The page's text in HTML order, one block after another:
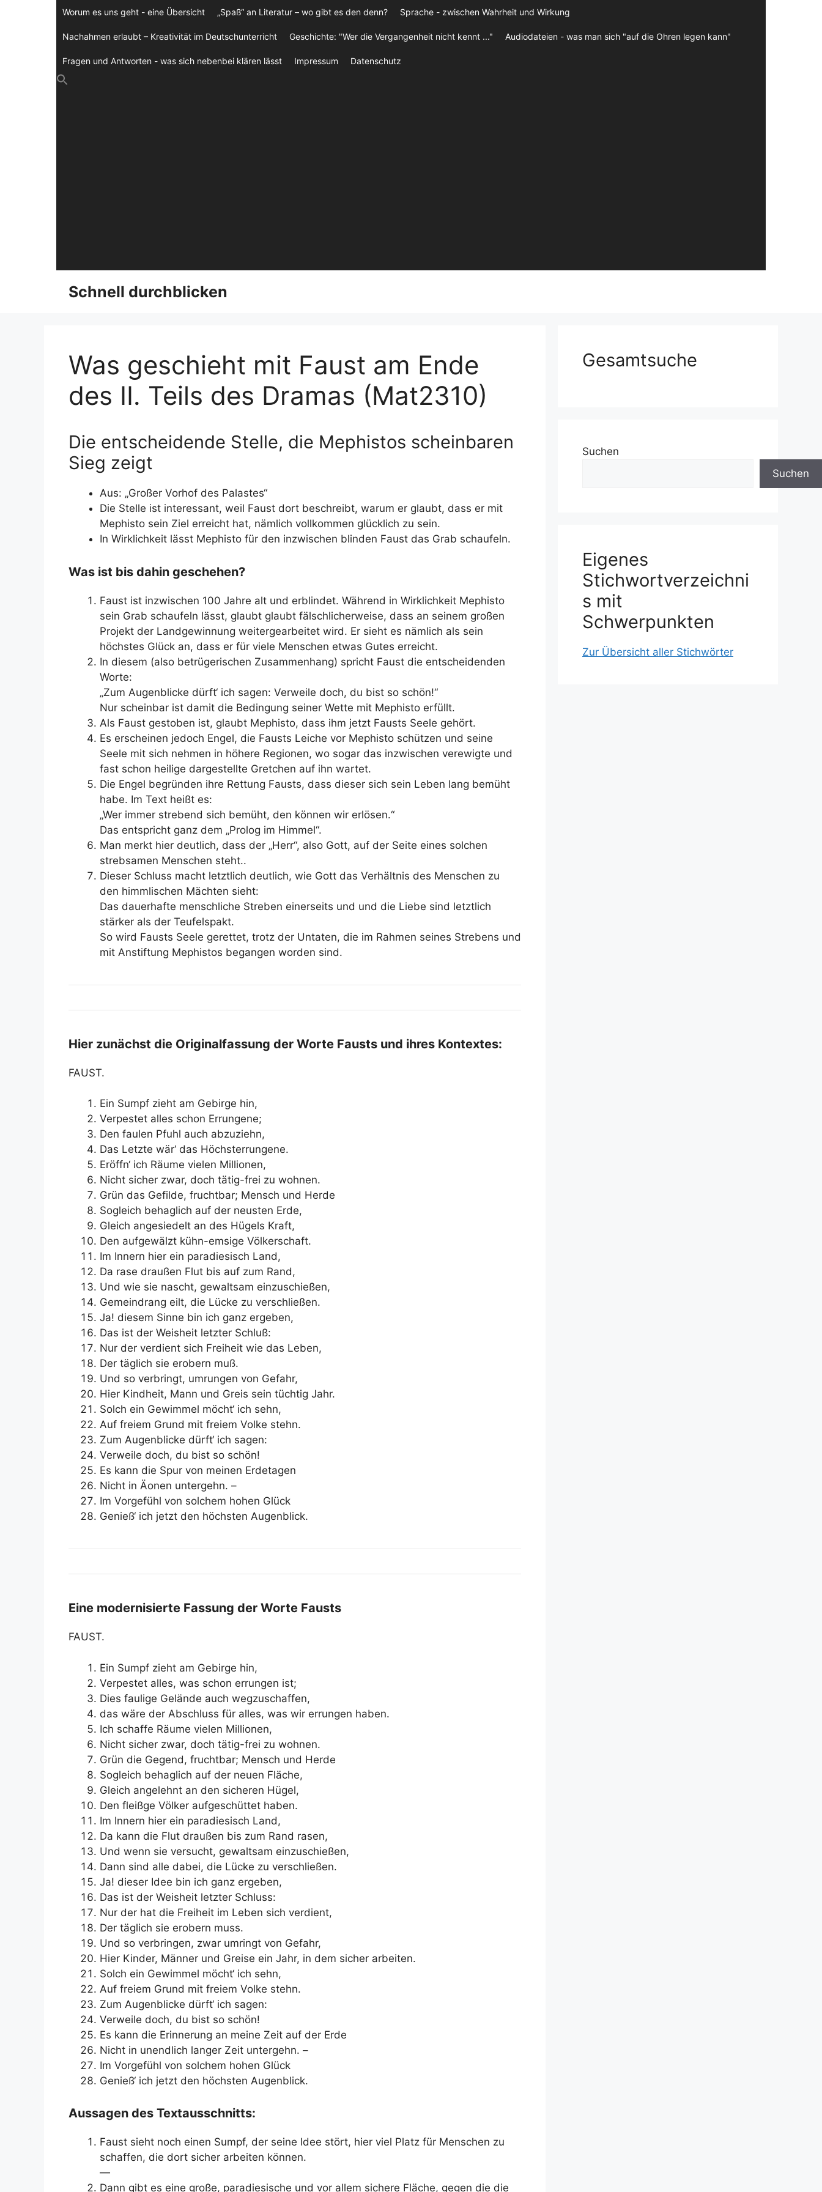
Worum es uns geht - eine Übersicht „Spaß“ an Literatur – wo gibt es den denn? Sprache - zwischen Wahrheit und Wirkung
Nachahmen erlaubt – Kreativität im Deutschunterricht Geschichte: "Wer die Vergangenheit nicht kennt ..." Audiodateien - was man sich "auf die Ohren legen kann"
Fragen und Antworten - was sich nebenbei klären lässt Impressum Datenschutz
Schnell durchblicken
Was geschieht mit Faust am Ende
des II. Teils des Dramas (Mat2310)
Die entscheidende Stelle, die Mephistos scheinbaren
Sieg zeigt
Aus: „Großer Vorhof des Palastes“
Die Stelle ist interessant, weil Faust dort beschreibt, warum er glaubt, dass er mit
Mephisto sein Ziel erreicht hat, nämlich vollkommen glücklich zu sein.
In Wirklichkeit lässt Mephisto für den inzwischen blinden Faust das Grab schaufeln.
Was ist bis dahin geschehen?
Faust ist inzwischen 100 Jahre alt und erblindet. Während in Wirklichkeit Mephisto
sein Grab schaufeln lässt, glaubt glaubt fälschlicherweise, dass an seinem großen
Projekt der Landgewinnung weitergearbeitet wird. Er sieht es nämlich als sein
höchstes Glück an, dass er für viele Menschen etwas Gutes erreicht.
In diesem (also betrügerischen Zusammenhang) spricht Faust die entscheidenden
Worte:
„Zum Augenblicke dürft‘ ich sagen: Verweile doch, du bist so schön!“
Nur scheinbar ist damit die Bedingung seiner Wette mit Mephisto erfüllt.
Als Faust gestoben ist, glaubt Mephisto, dass ihm jetzt Fausts Seele gehört.
Es erscheinen jedoch Engel, die Fausts Leiche vor Mephisto schützen und seine
Seele mit sich nehmen in höhere Regionen, wo sogar das inzwischen verewigte und
fast schon heilige dargestellte Gretchen auf ihn wartet.
Die Engel begründen ihre Rettung Fausts, dass dieser sich sein Leben lang bemüht
habe. Im Text heißt es:
„Wer immer strebend sich bemüht, den können wir erlösen.“
Das entspricht ganz dem „Prolog im Himmel“.
Man merkt hier deutlich, dass der „Herr“, also Gott, auf der Seite eines solchen
strebsamen Menschen steht..
Dieser Schluss macht letztlich deutlich, wie Gott das Verhältnis des Menschen zu
den himmlischen Mächten sieht:
Das dauerhafte menschliche Streben einerseits und und die Liebe sind letztlich
stärker als der Teufelspakt.
So wird Fausts Seele gerettet, trotz der Untaten, die im Rahmen seines Strebens und
mit Anstiftung Mephistos begangen worden sind.
Hier zunächst die Originalfassung der Worte Fausts und ihres Kontextes:
FAUST.
Ein Sumpf zieht am Gebirge hin,
Verpestet alles schon Errungene;
Den faulen Pfuhl auch abzuziehn,
Das Letzte wär‘ das Höchsterrungene.
Eröffn‘ ich Räume vielen Millionen,
Nicht sicher zwar, doch tätig-frei zu wohnen.
Grün das Gefilde, fruchtbar; Mensch und Herde
Sogleich behaglich auf der neusten Erde,
Gleich angesiedelt an des Hügels Kraft,
Den aufgewälzt kühn-emsige Völkerschaft.
Im Innern hier ein paradiesisch Land,
Da rase draußen Flut bis auf zum Rand,
Und wie sie nascht, gewaltsam einzuschießen,
Gemeindrang eilt, die Lücke zu verschließen.
Ja! diesem Sinne bin ich ganz ergeben,
Das ist der Weisheit letzter Schluß:
Nur der verdient sich Freiheit wie das Leben,
Der täglich sie erobern muß.
Und so verbringt, umrungen von Gefahr,
Hier Kindheit, Mann und Greis sein tüchtig Jahr.
Solch ein Gewimmel möcht‘ ich sehn,
Auf freiem Grund mit freiem Volke stehn.
Zum Augenblicke dürft‘ ich sagen:
Verweile doch, du bist so schön!
Es kann die Spur von meinen Erdetagen
Nicht in Äonen untergehn. –
Im Vorgefühl von solchem hohen Glück
Genieß‘ ich jetzt den höchsten Augenblick.
Eine modernisierte Fassung der Worte Fausts
FAUST.
Ein Sumpf zieht am Gebirge hin,
Verpestet alles, was schon errungen ist;
Dies faulige Gelände auch wegzuschaffen,
das wäre der Abschluss für alles, was wir errungen haben.
Ich schaffe Räume vielen Millionen,
Nicht sicher zwar, doch tätig-frei zu wohnen.
Grün die Gegend, fruchtbar; Mensch und Herde
Sogleich behaglich auf der neuen Fläche,
Gleich angelehnt an den sicheren Hügel,
Den fleißge Völker aufgeschüttet haben.
Im Innern hier ein paradiesisch Land,
Da kann die Flut draußen bis zum Rand rasen,
Und wenn sie versucht, gewaltsam einzuschießen,
Dann sind alle dabei, die Lücke zu verschließen.
Ja! dieser Idee bin ich ganz ergeben,
Das ist der Weisheit letzter Schluss:
Nur der hat die Freiheit im Leben sich verdient,
Der täglich sie erobern muss.
Und so verbringen, zwar umringt von Gefahr,
Hier Kinder, Männer und Greise ein Jahr, in dem sicher arbeiten.
Solch ein Gewimmel möcht‘ ich sehn,
Auf freiem Grund mit freiem Volke stehn.
Zum Augenblicke dürft‘ ich sagen:
Verweile doch, du bist so schön!
Es kann die Erinnerung an meine Zeit auf der Erde
Nicht in unendlich langer Zeit untergehn. –
Im Vorgefühl von solchem hohen Glück
Genieß‘ ich jetzt den höchsten Augenblick.
Aussagen des Textausschnitts:
Faust sieht noch einen Sumpf, der seine Idee stört, hier viel Platz für Menschen zu
schaffen, die dort sicher arbeiten können.
—
Dann gibt es eine große, paradiesische und vor allem sichere Fläche, gegen die die
Gesamtsuche
Suchen
Suchen
Eigenes
Stichwortverzeichni
s mit
Schwerpunkten
Zur Übersicht aller Stichwörter